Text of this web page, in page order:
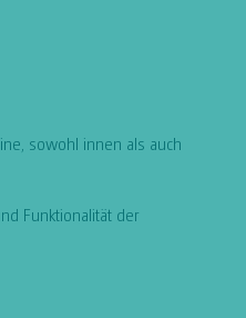
sowohl innen als auch
Funktionalität der